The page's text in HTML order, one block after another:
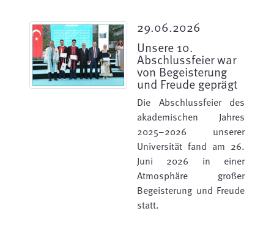
29.06.2026
Unsere 10.
Abschlussfeier war
von Begeisterung
und Freude geprägt
Die Abschlussfeier des
akademischen Jahres
2025–2026 unserer
Universität fand am 26.
Juni 2026 in einer
Atmosphäre großer
Begeisterung und Freude
statt.